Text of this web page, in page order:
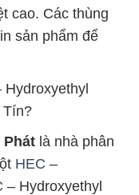
cao. Các thùng
sản phẩm để
Hydroxyethyl
Tín?
Phát là nhà phân
HEC –
– Hydroxyethyl